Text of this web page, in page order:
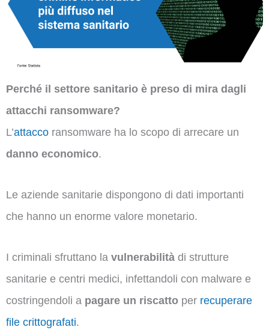
Perché il settore sanitario è preso di mira dagli
attacchi ransomware?
L’attacco ransomware ha lo scopo di arrecare un
danno economico.
Le aziende sanitarie dispongono di dati importanti
che hanno un enorme valore monetario.
I criminali sfruttano la vulnerabilità di strutture
sanitarie e centri medici, infettandoli con malware e
costringendoli a pagare un riscatto per recuperare
file crittografati.